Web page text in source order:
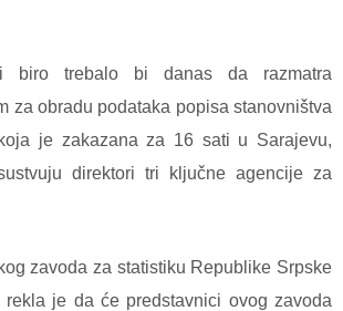
biro trebalo bi danas da razmatra
za obradu podataka popisa stanovništva
je zakazana za 16 sati u Sarajevu,
direktori tri ključne agencije za
zavoda za statistiku Republike Srpske
rekla je da će predstavnici ovog zavoda